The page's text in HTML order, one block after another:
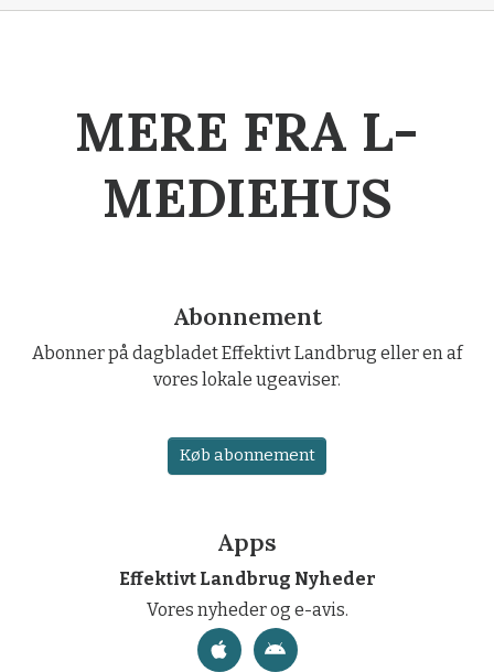
MERE FRA L-
MEDIEHUS
Abonnement
Abonner på dagbladet Effektivt Landbrug eller en af
vores lokale ugeaviser.
Køb abonnement
Apps
Effektivt Landbrug Nyheder
Vores nyheder og e-avis.